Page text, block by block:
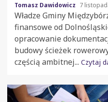
Tomasz Dawidowicz 7
Władze Gminy
finansowe od
opracowanie
budowy ścieżek
częścią ambitnej... Czytaj